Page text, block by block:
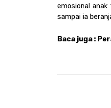
emosional
sampai ia
Baca juga :